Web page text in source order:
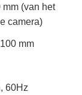
(van het
camera)
mm
60Hz